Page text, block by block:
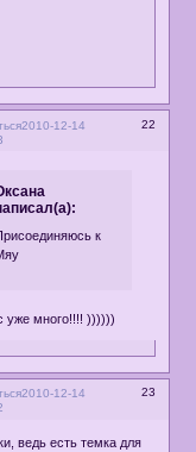
22
2010-12-14
к
уже много!!!! ))))))
23
2010-12-14
ведь есть темка для